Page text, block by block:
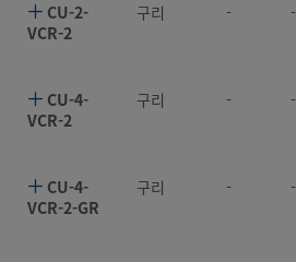
CU-2-
VCR-2
구리 - -
CU-4-
VCR-2
구리 - -
CU-4-
VCR-2-GR
구리 - -